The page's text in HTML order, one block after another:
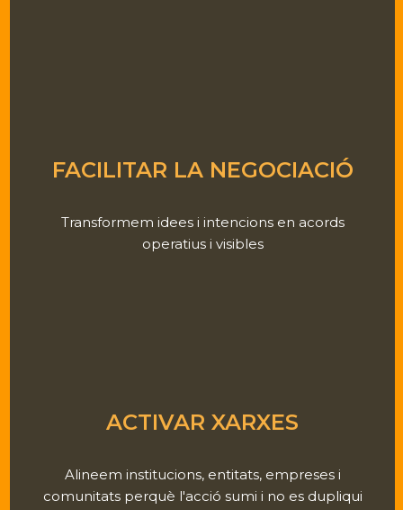
FACILITAR LA NEGOCIACIÓ
Transformem idees i intencions en acords
operatius i visibles
ACTIVAR XARXES
Alineem institucions, entitats, empreses i
comunitats perquè l'acció sumi i no es dupliqui